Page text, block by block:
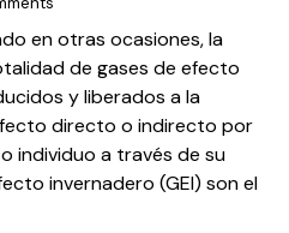
en otras ocasiones, la
de gases de efecto
y liberados a la
directo o indirecto por
individuo a través de su
invernadero (GEI) son el